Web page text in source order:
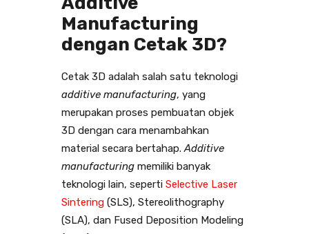
Manufacturing
dengan Cetak 3D?
Cetak 3D adalah salah satu teknologi
additive manufacturing, yang
merupakan proses pembuatan objek
3D dengan cara menambahkan
material secara bertahap.Additive
manufacturing memiliki banyak
teknologi lain, seperti Selective Laser
Sintering (SLS), Stereolithography
(SLA), dan Fused Deposition Modeling